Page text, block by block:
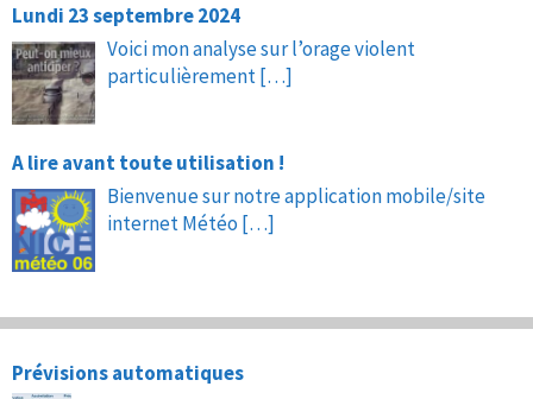
Lundi 23 septembre 2024
Voici mon analyse sur l’orage violent
particulièrement[…]
A lire avant toute utilisation !
Bienvenue sur notre application mobile/site
internet Météo […]
Prévisions automatiques